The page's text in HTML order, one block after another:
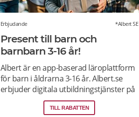
Erbjudande *Albert SE
Present till barn och
barnbarn 3-16 år!
Albert är en app-baserad läroplattform
för barn i åldrarna 3-16 år. Albert.se
erbjuder digitala utbildningstjänster på
prenumerationsbasis i matematik,
svenska, engelska, programmering och
TILL RABATTEN